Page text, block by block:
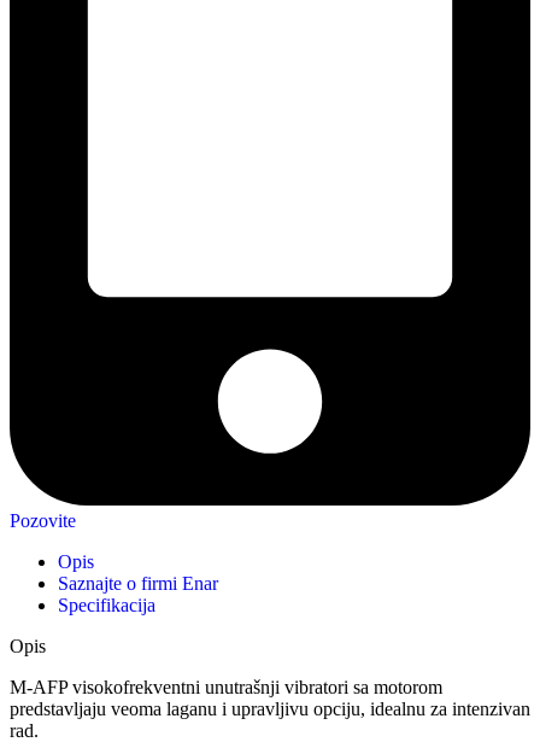
Pozovite
Opis
Saznajte o firmi Enar
Specifikacija
Opis
M-AFP visokofrekventni unutrašnji vibratori sa motorom
predstavljaju veoma laganu i upravljivu opciju, idealnu za intenzivan
rad.